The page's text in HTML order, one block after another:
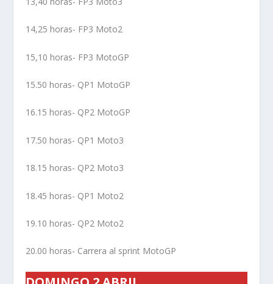
14,25 horas- FP3 Moto2
15,10 horas- FP3 MotoGP
15.50 horas- QP1 MotoGP
16.15 horas- QP2 MotoGP
17.50 horas- QP1 Moto3
18.15 horas- QP2 Moto3
18.45 horas- QP1 Moto2
19.10 horas- QP2 Moto2
20.00 horas- Carrera al sprint MotoGP